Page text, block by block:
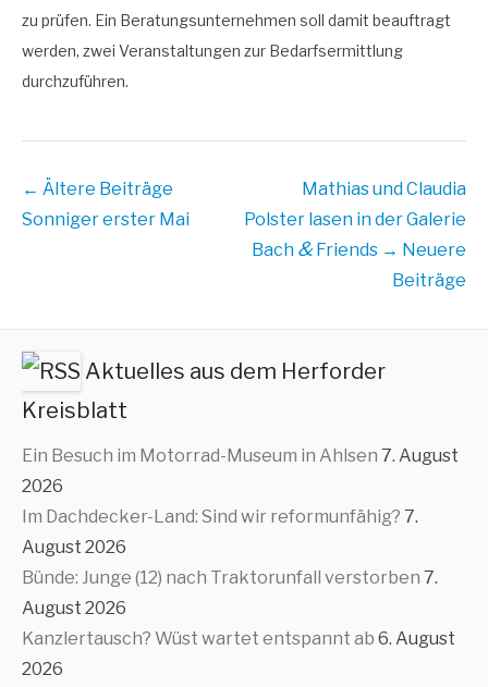
zu prü­fen. Ein Bera­tungs­un­ter­neh­men soll damit beauf­tragt
wer­den, zwei Ver­an­stal­tun­gen zur Bedarfs­er­mitt­lung
durchzuführen.
Beitrags
Übersicht
← Ältere Beiträge
Sonniger erster Mai
Mathias und Claudia
Polster lasen in der Galerie
Bach & Friends → Neuere
Beiträge
Aktuelles aus dem Herforder
Kreisblatt
Ein Besuch im Motorrad-Museum in Ahlsen 7. August
2026
Im Dachdecker-Land: Sind wir reformunfähig? 7.
August 2026
Bünde: Junge (12) nach Traktorunfall verstorben 7.
August 2026
Kanzlertausch? Wüst wartet entspannt ab 6. August
2026